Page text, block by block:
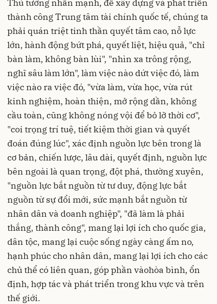
Thủ tướng nhấn mạnh, để xây dựng và phát triển
thành công Trung tâm tài chính quốc tế, chúng ta
phải quán triệt tinh thần quyết tâm cao, nỗ lực
lớn, hành động bứt phá, quyết liệt, hiệu quả, "chỉ
bàn làm, không bàn lùi", "nhìn xa trông rộng,
nghĩ sâu làm lớn", làm việc nào dứt việc đó, làm
việc nào ra việc đó, "vừa làm, vừa học, vừa rút
kinh nghiệm, hoàn thiện, mở rộng dần, không
cầu toàn, cũng không nóng vội để bỏ lỡ thời cơ",
"coi trọng trí tuệ, tiết kiệm thời gian và quyết
đoán đúng lúc", xác định nguồn lực bên trong là
cơ bản, chiến lược, lâu dài, quyết định, nguồn lực
bên ngoài là quan trọng, đột phá, thường xuyên,
"nguồn lực bắt nguồn từ tư duy, động lực bắt
nguồn từ sự đổi mới, sức mạnh bắt nguồn từ
nhân dân và doanh nghiệp", "đã làm là phải
thắng, thành công", mang lại lợi ích cho quốc gia,
dân tộc, mang lại cuộc sống ngày càng ấm no,
hạnh phúc cho nhân dân, mang lại lợi ích cho các
chủ thể có liên quan, góp phần vàohòa bình, ổn
định, hợp tác và phát triển trong khu vực và trên
thế giới.